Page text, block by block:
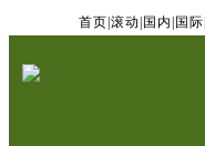
首页 滚动 国内 国际